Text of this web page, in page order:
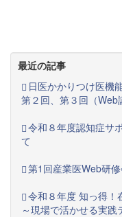
最近の記事
日医かかりつけ医
第２回、第３回（Web
令和８年度認知症サ
て
第1回産業医Web研
令和８年度 知っ得！
～現場で活かせる実践